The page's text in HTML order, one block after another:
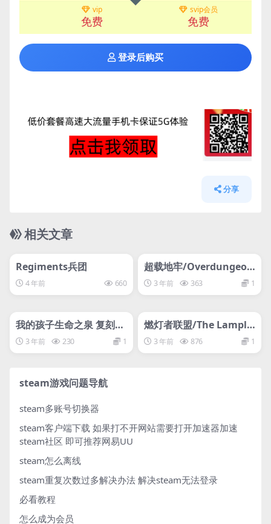
vip
免费
svip会员
免费
登录后购买
分享
相关文章
Regiments兵团
4 年前 660
超载地牢/Overdungeon
离线3 年前 363 1
svip专属
我的孩子生命之泉 复刻版
丨My Child Lebensborn
Remastered
3 年前 230 1
svip专属
燃灯者联盟/The Lampli
ghters League
3 年前 876 1
steam游戏问题导航
steam多账号切换器
steam客户端下载 如果打不开网站需要打开加速器加速
steam社区 即可推荐网易UU
steam怎么离线
steam重复次数过多解决办法 解决steam无法登录
必看教程
怎么成为会员